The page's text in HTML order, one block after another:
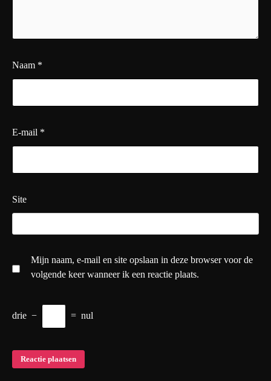
Naam *
E-mail *
Site
Mijn naam, e-mail en site opslaan in deze browser voor de
volgende keer wanneer ik een reactie plaats.
drie − = nul